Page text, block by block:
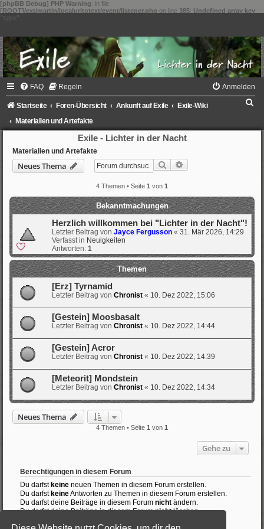
[phpBB Debug] PHP Warning: in file
[ROOT]/ext/martin/localurltotext/event/listener.php on line 385: Undefined array key
FAQ Regeln Anmelden
Startseite Foren-Übersicht Ankunft auf Exile
Exile-Wiki
Materialien und Artefakte
Exile - Lichter in der Nacht
Materialien und Artefakte
Neues Thema Suche
4 Themen • Seite 1 von 1
Bekanntmachungen
Herzlich willkommen bei "Lichter in der Nacht"!
Letzter Beitrag von Jayce Fergusson « 31. Mär 2026, 14:29
Verfasst in Neuigkeiten
Antworten: 1
Themen
[Erz] Tyrnamid
Letzter Beitrag von Chronist « 10. Dez 2022, 15:06
[Gestein] Moosbasalt
Letzter Beitrag von Chronist « 10. Dez 2022, 14:44
[Gestein] Acror
Letzter Beitrag von Chronist « 10. Dez 2022, 14:39
[Meteorit] Mondstein
Letzter Beitrag von Chronist « 10. Dez 2022, 14:34
Neues Thema
4 Themen • Seite 1 von 1
Gehe zu
Berechtigungen in diesem Forum
Du darfst keine neuen Themen in diesem Forum erstellen.
Du darfst keineAntworten zu Themen in diesem Forum erstellen.
Du darfst deine Beiträge in diesem Forum nicht ändern.
Du darfst deine Beiträge in diesem Forumnichtlöschen.